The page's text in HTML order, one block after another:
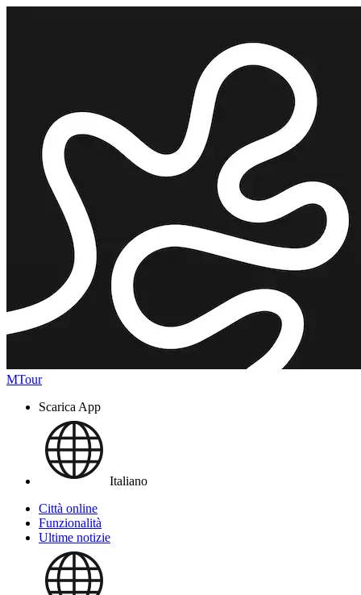
MTour
Scarica App
Italiano
Città online
Funzionalità
Ultime notizie